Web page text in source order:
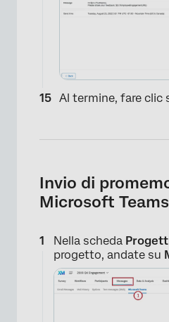
Al termine, fare clic
Invio di
Microsoft Teams
Nella scheda
progetto, andate su